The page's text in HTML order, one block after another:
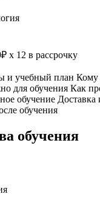
х 12 в рассрочку
и учебный план Кому
для обучения Как
обучение Доставка
обучения
обучения